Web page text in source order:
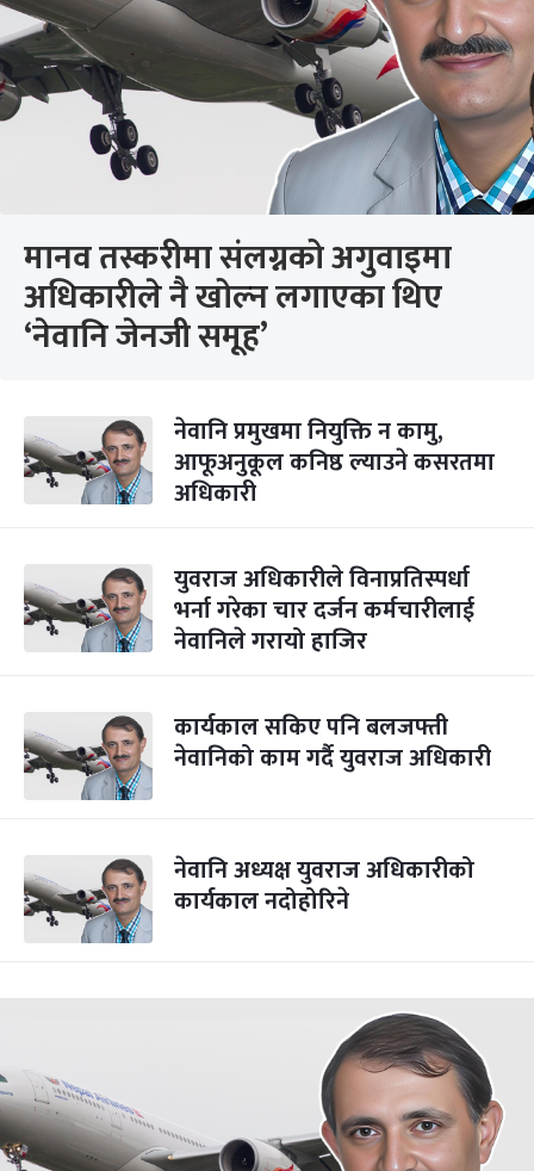
मानव तस्करीमा संलग्नको अगुवाइमा
अधिकारीले नै खोल्न लगाएका थिए
‘नेवानि जेनजी समूह’
नेवानि प्रमुखमा नियुक्ति न कामु,
आफूअनुकूल कनिष्ठ ल्याउने कसरतमा
अधिकारी
युवराज अधिकारीले विनाप्रतिस्पर्धा
भर्ना गरेका चार दर्जन कर्मचारीलाई
नेवानिले गरायो हाजिर
कार्यकाल सकिए पनि बलजफ्ती
नेवानिको काम गर्दै युवराज अधिकारी
नेवानि अध्यक्ष युवराज अधिकारीको
कार्यकाल नदोहोरिने